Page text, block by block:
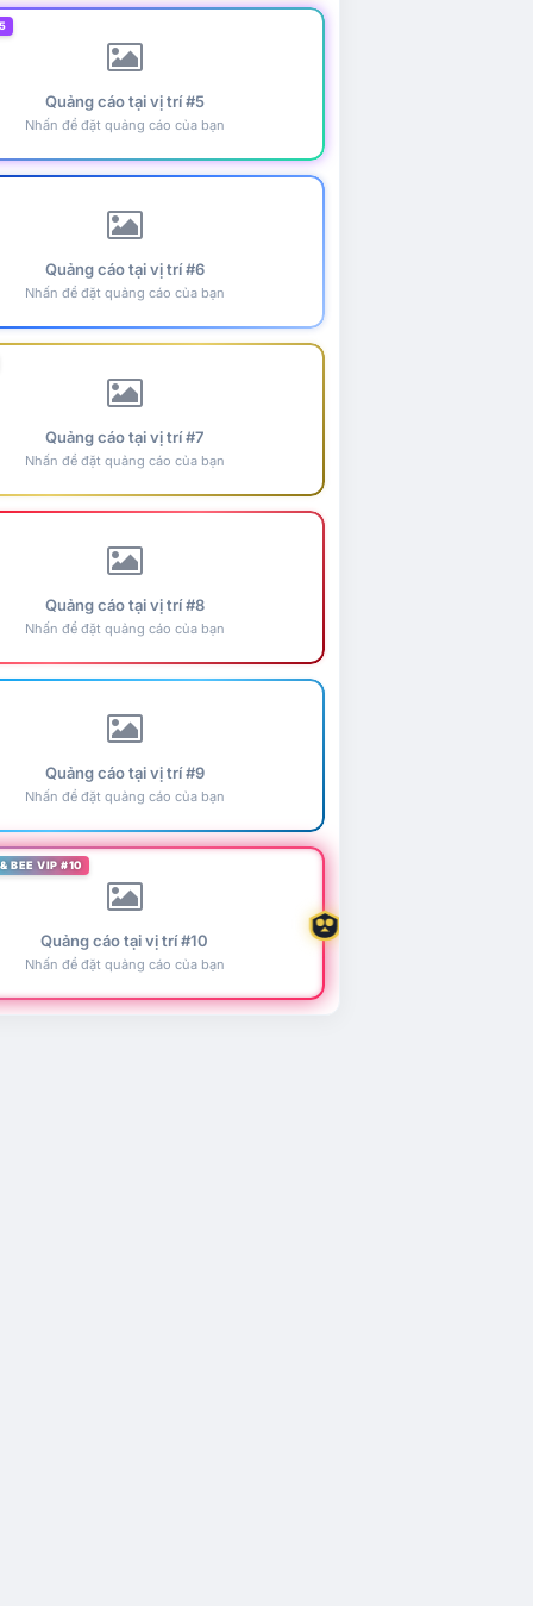
Quảng cáo tại vị trí #5
Nhấn để đặt quảng cáo của bạn
Quảng cáo tại vị trí #6
Nhấn để đặt quảng cáo của bạn
Quảng cáo tại vị trí #7
Nhấn để đặt quảng cáo của bạn
Quảng cáo tại vị trí #8
Nhấn để đặt quảng cáo của bạn
Quảng cáo tại vị trí #9
Nhấn để đặt quảng cáo của bạn
BEE VIP #10
Quảng cáo tại vị trí #10
Nhấn để đặt quảng cáo của bạn